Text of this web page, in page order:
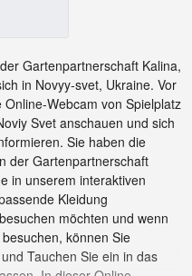
Gartenpartnerschaft Kalina,
in Novyy-svet, Ukraine. Vor
Webcam von Spielplatz
Svet anschauen und sich
Sie haben die
der Gartenpartnerschaft
in unserem interaktiven
Kleidung
möchten und wenn
können Sie
Tauchen Sie ein in das